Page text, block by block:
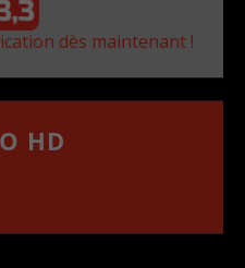
dès maintenant !
HD